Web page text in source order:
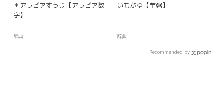
＊アラビアすうじ【アラビア数
字】
辞典
いもがゆ【芋粥】
辞典
Recommended by